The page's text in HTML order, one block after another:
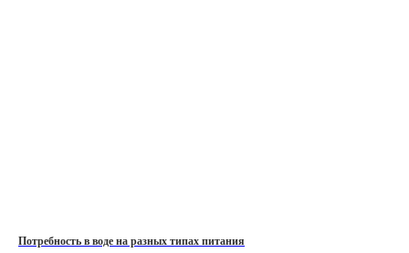
Потребность в воде на разных типах питания